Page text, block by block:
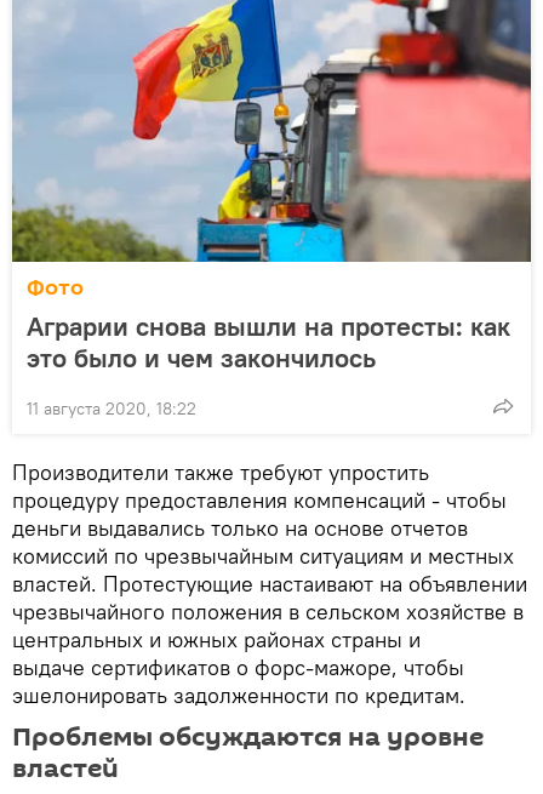
Фото
Аграрии снова вышли на протесты: как
это было и чем закончилось
11 августа 2020, 18:22
Производители также требуют упростить
процедуру предоставления компенсаций - чтобы
деньги выдавались только на основе отчетов
комиссий по чрезвычайным ситуациям и местных
властей. Протестующие настаивают на объявлении
чрезвычайного положения в сельском хозяйстве в
центральных и южных районах страны и
выдаче сертификатов о форс-мажоре, чтобы
эшелонировать задолженности по кредитам.
Проблемы обсуждаются на уровне
властей